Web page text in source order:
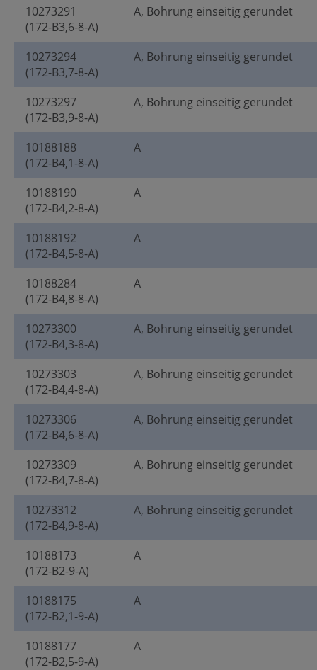
10273291
(172-B3,6-8-A)
A, Bohrung einseitig gerundet
10273294
(172-B3,7-8-A)
A, Bohrung einseitig gerundet
10273297
(172-B3,9-8-A)
A, Bohrung einseitig gerundet
10188188
(172-B4,1-8-A)
A
10188190
(172-B4,2-8-A)
A
10188192
(172-B4,5-8-A)
A
10188284
(172-B4,8-8-A)
A
10273300
(172-B4,3-8-A)
A, Bohrung einseitig gerundet
10273303
(172-B4,4-8-A)
A, Bohrung einseitig gerundet
10273306
(172-B4,6-8-A)
A, Bohrung einseitig gerundet
10273309
(172-B4,7-8-A)
A, Bohrung einseitig gerundet
10273312
(172-B4,9-8-A)
A, Bohrung einseitig gerundet
10188173
(172-B2-9-A)
A
10188175
(172-B2,1-9-A)
A
10188177
(172-B2,5-9-A)
A